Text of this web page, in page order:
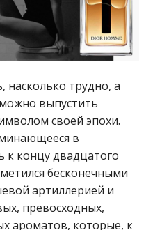
насколько трудно, а
выпустить
своей эпохи.
в
концу двадцатого
бесконечными
артиллерией и
превосходных,
ароматов, которые, к